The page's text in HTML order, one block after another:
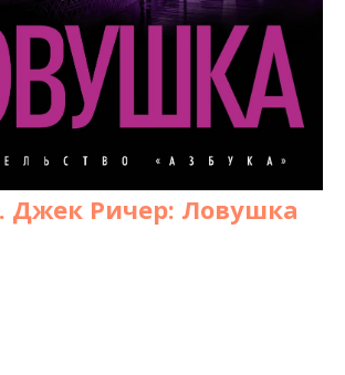
Джек Ричер: Ловушка